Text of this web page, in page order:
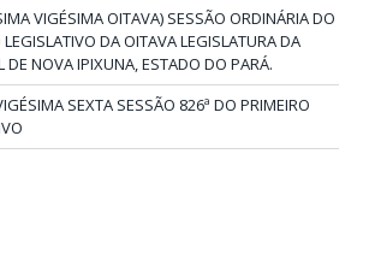
VIGÉSIMA OITAVA) SESSÃO ORDINÁRIA DO
DA OITAVA LEGISLATURA DA
DE NOVA IPIXUNA, ESTADO DO PARÁ.
SEXTA SESSÃO 826ª DO PRIMEIRO